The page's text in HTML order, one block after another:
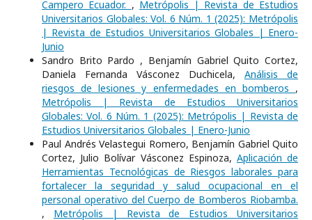
Campero Ecuador. , Metrópolis | Revista de Estudios
Universitarios Globales: Vol. 6 Núm. 1 (2025): Metrópolis
| Revista de Estudios Universitarios Globales | Enero-
Junio
Sandro Brito Pardo , Benjamín Gabriel Quito Cortez,
Daniela Fernanda Vásconez Duchicela, Análisis de
riesgos de lesiones y enfermedades en bomberos ,
Metrópolis | Revista de Estudios Universitarios
Globales: Vol. 6 Núm. 1 (2025): Metrópolis | Revista de
Estudios Universitarios Globales | Enero-Junio
Paul Andrés Velastegui Romero, Benjamín Gabriel Quito
Cortez, Julio Bolívar Vásconez Espinoza, Aplicación de
Herramientas Tecnológicas de Riesgos laborales para
fortalecer la seguridad y salud ocupacional en el
personal operativo del Cuerpo de Bomberos Riobamba.
, Metrópolis | Revista de Estudios Universitarios